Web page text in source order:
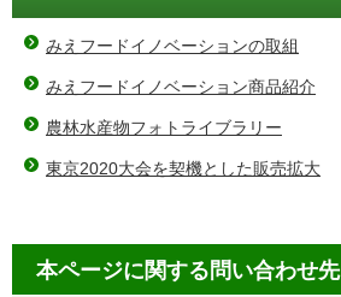
みえフードイノベーションの取組
みえフードイノベーション商品紹介
農林水産物フォトライブラリー
東京2020大会を契機とした販売拡大
本ページに関する問い合わせ先